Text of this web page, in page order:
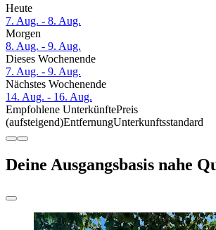
Heute
7. Aug. - 8. Aug.
Morgen
8. Aug. - 9. Aug.
Dieses Wochenende
7. Aug. - 9. Aug.
Nächstes Wochenende
14. Aug. - 16. Aug.
Empfohlene UnterkünftePreis
(aufsteigend)EntfernungUnterkunftsstandard
Deine Ausgangsbasis nahe